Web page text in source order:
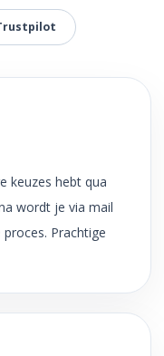
keuzes hebt qua
wordt je via mail
Prachtige